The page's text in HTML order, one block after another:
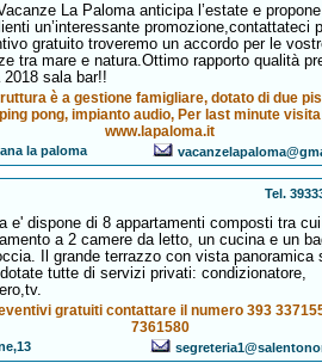
La Paloma anticipa l’estate e
un’interessante promozione,contattateci
gratuito troveremo un accordo per le
tra mare e natura.Ottimo rapporto qualità
2018 sala bar!!
è a gestione famigliare, dotato di due
ping pong, impianto audio, Per last minute visita
www.lapaloma.it
la paloma
Tel.
e' dispone di 8 appartamenti composti tra
a 2 camere da letto, un cucina e un
Il grande terrazzo con vista panoramica
tutte di servizi privati: condizionatore,
gratuiti contattare il numero 393
7361580